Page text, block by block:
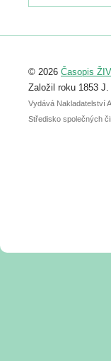
Registrovat se
abstraktu
posteru je už 30.
© 2026 Časopis
Založil roku 1853
Vydává Nakladatelství
Středisko společných